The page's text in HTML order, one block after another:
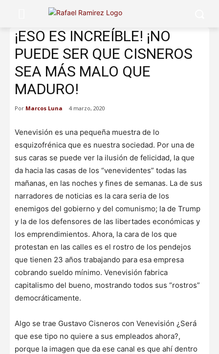
¡ESO ES INCREÍBLE! ¡NO
PUEDE SER QUE CISNEROS
SEA MÁS MALO QUE
MADURO!
Por Marcos Luna 4 marzo, 2020
Venevisión es una pequeña muestra de lo
esquizofrénica que es nuestra sociedad. Por una de
sus caras se puede ver la ilusión de felicidad, la que
da hacia las casas de los “venevidentes” todas las
mañanas, en las noches y fines de semanas. La de sus
narradores de noticias es la cara seria de los
enemigos del gobierno y del comunismo; la de Trump
y la de los defensores de las libertades económicas y
los emprendimientos. Ahora, la cara de los que
protestan en las calles es el rostro de los pendejos
que tienen 23 años trabajando para esa empresa
cobrando sueldo mínimo. Venevisión fabrica
capitalismo del bueno, mostrando todos sus “rostros”
democráticamente.
Algo se trae Gustavo Cisneros con Venevisión ¿Será
que ese tipo no quiere a sus empleados ahora?,
porque la imagen que da ese canal es que ahí dentro